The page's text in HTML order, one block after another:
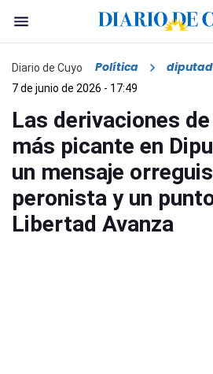
Diario de Cuyo Política
7 de junio de 2026 - 17:49
Las derivaciones
más picante en
un mensaje
peronista y un
Libertad Avanza